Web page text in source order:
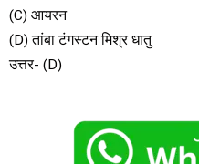
(C) आयरन
(D) तांबा टंगस्टन मिश्र धातु
उत्तर- (D)